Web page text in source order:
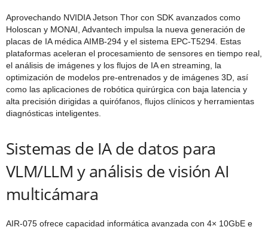
Aprovechando NVIDIA Jetson Thor con SDK avanzados como
Holoscan y MONAI, Advantech impulsa la nueva generación de
placas de IA médica AIMB-294 y el sistema EPC-T5294. Estas
plataformas aceleran el procesamiento de sensores en tiempo real,
el análisis de imágenes y los flujos de IA en streaming, la
optimización de modelos pre-entrenados y de imágenes 3D, así
como las aplicaciones de robótica quirúrgica con baja latencia y
alta precisión dirigidas a quirófanos, flujos clínicos y herramientas
diagnósticas inteligentes.
Sistemas de IA de datos para
VLM/LLM y análisis de visión AI
multicámara
AIR-075 ofrece capacidad informática avanzada con 4× 10GbE e